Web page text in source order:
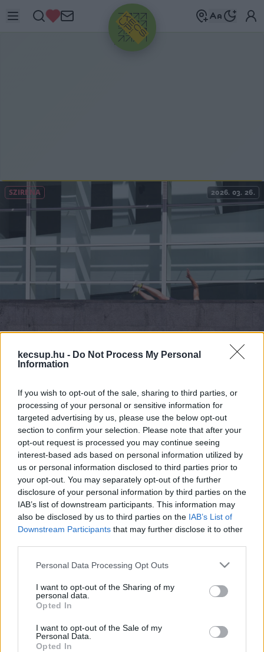
kecsup.hu - Do Not Process My Personal
Information
If you wish to opt-out of the sale, sharing to third parties, or
processing of your personal or sensitive information for
targeted advertising by us, please use the below opt-out
section to confirm your selection. Please note that after your
opt-out request is processed you may continue seeing
interest-based ads based on personal information utilized by
us or personal information disclosed to third parties prior to
your opt-out. You may separately opt-out of the further
disclosure of your personal information by third parties on the
IAB’s list of downstream participants. This information may
also be disclosed by us to third parties on the IAB’s List of
Downstream Participants that may further disclose it to other
Please note that this website/app uses one or more Google
not limited to your visit or usage behaviour. You may click to
grant or deny consent to Google and its third-party tags to
use your data for below specified purposes in below Google
consent section.
Personal Data Processing Opt Outs
I want to opt-out of the Sharing of my
personal data.
Opted In
I want to opt-out of the Sale of my
Personal Data.
Opted In
HIRDETÉS
SZIRÉNA 2026. 03. 26.
Negyedikről zuhant ki a kisfiú
Kecskeméten – túlélte a balesetet
L 1perc
Egy másfél éves kisfiú zuhant ki egy negyedik
emeleti lakás ablakából Kecskeméten –
számolt be róla az RTL Híradó. A gyermeket egy
járókelő találta meg: a kisfiú a földön ülve, vérző
arccal, de eszméleténél volt.
A beszámoló szerint a kisgyermek sérülései
elsőre nem tűntek súlyosnak, főként
ennek ellenére azonnal kórházba szállították. Az
RTL információi szerint később kiderült, hogy
eltört a lába, állapota azonban már javul.